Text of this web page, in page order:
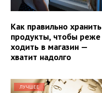
Как правильно хранить
продукты, чтобы реже
ходить в магазин —
хватит надолго
ЛУЧШЕЕ